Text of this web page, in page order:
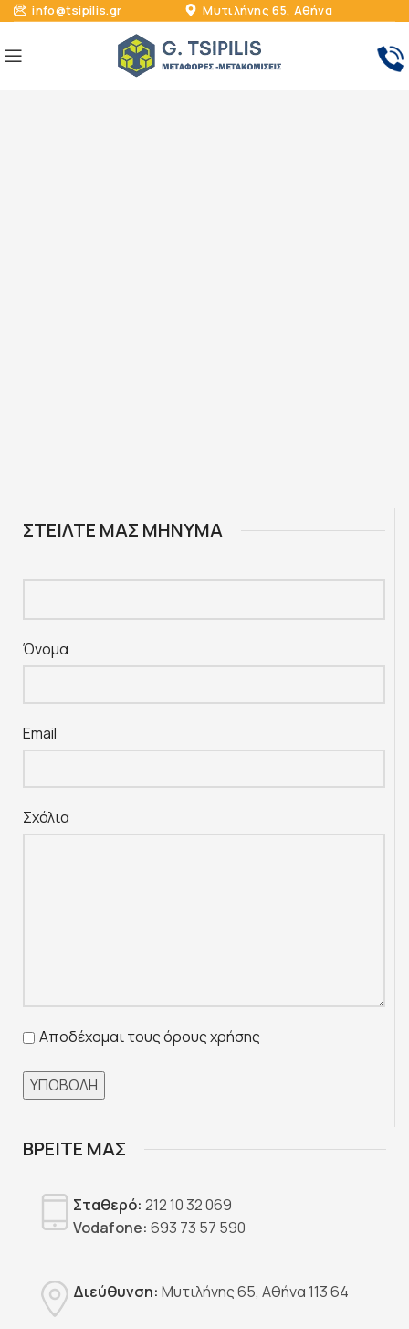
info@tsipilis.gr Μυτιλήνης 65, Αθήνα
ΣΤΕΙΛΤΕ ΜΑΣ ΜΗΝΥΜΑ
Όνομα
Email
Σχόλια
Αποδέχομαι τους όρους χρήσης
ΒΡΕΙΤΕ ΜΑΣ
Σταθερό: 212 10 32 069
Vodafone: 693 73 57 590
Διεύθυνση: Μυτιλήνης 65, Αθήνα 113 64